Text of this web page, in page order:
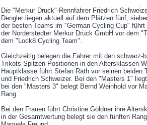
Die "Merkur Druck"-Rennfahrer Friedrich
Dengler liegen aktuell auf dem Plätzen fünf,
der besten Teams im "German Cycling Cup" führt
der Norderstedter Merkur Druck GmbH vor dem
dem "Lock8 Cycling Team".
Gleichzeitig belegen die Fahrer mit den schwarz-
Trikots Spitzen-Positionen in den Altersklassen-
Hauptklasse führt Stefan Räth vor seinen beiden
und Friedrich Schweizer. Bei den "Masters 1"
bei den "Masters 3" belegt Bernd Weinhold vor
Rang.
Bei den Frauen führt Christine Göldner ihre
in der Gesamtwertung belegt sie den fünften